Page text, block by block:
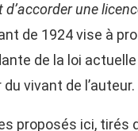
une
de 1924 vise à
de la loi actuelle
vivant de l’auteur.
proposés ici, tirés